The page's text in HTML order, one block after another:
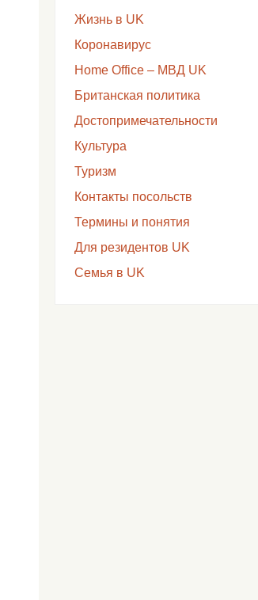
Жизнь в UK
Коронавирус
Home Office – МВД UK
Британская политика
Достопримечательности
Культура
Туризм
Контакты посольств
Термины и понятия
Для резидентов UK
Семья в UK